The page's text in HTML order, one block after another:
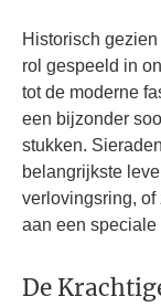
Historisch
rol gespeeld in
tot de moderne
een bijzonder
stukken.
belangrijkste
verlovingsring,
aan een speciale
De